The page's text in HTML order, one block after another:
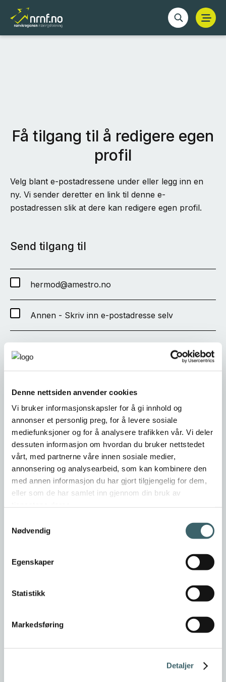
Denne nettsiden anvender cookies
Vi bruker informasjonskapsler for å gi innhold og
annonser et personlig preg, for å levere sosiale
mediefunksjoner og for å analysere trafikken vår. Vi deler
dessuten informasjon om hvordan du bruker nettstedet
vårt, med partnerne våre innen sosiale medier,
annonsering og analysearbeid, som kan kombinere den
med annen informasjon du har gjort tilgjengelig for dem,
eller som de har samlet inn gjennom din bruk av
Nødvendig
Egenskaper
Statistikk
Markedsføring
Detaljer
Få tilgang til å redigere egen
profil
Velg blant e-postadressene under eller legg inn en
ny. Vi sender deretter en link til denne e-
postadressen slik at dere kan redigere egen profil.
Send tilgang til
hermod@amestro.no
Annen - Skriv inn e-postadresse selv